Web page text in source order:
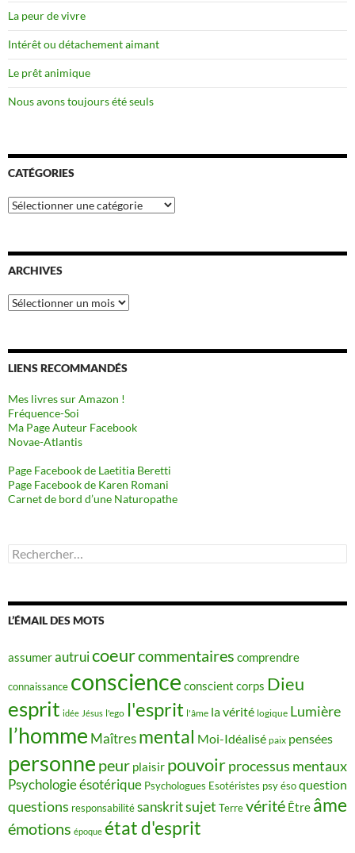
La peur de vivre
Intérêt ou détachement aimant
Le prêt animique
Nous avons toujours été seuls
CATÉGORIES
Catégories
ARCHIVES
Archives
LIENS RECOMMANDÉS
Mes livres sur Amazon !
Fréquence-Soi
Ma Page Auteur Facebook
Novae-Atlantis
Page Facebook de Laetitia Beretti
Page Facebook de Karen Romani
Carnet de bord d’une Naturopathe
Rechercher :
L’ÉMAIL DES MOTS
assumerautruicoeurcommentaires comprendre
connaissance conscience conscient corps Dieu
esprit idée Jésus l'ego l'esprit l'âme la vérité logique Lumière
l’homme Maîtres mental Moi-Idéalisé paix pensées
personne peur plaisir pouvoirprocessus mentaux
Psychologie ésotérique Psychologues Esotéristes psy ésoquestion
questions responsabilitésanskritsujet Terrevérité Être âme
émotions époque état d'esprit